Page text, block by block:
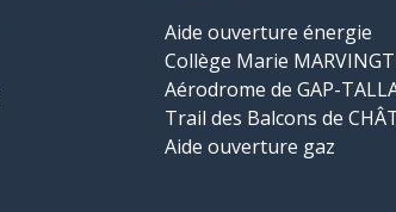
Aide ouverture énergie
Collège Marie
Aérodrome de GAP-
Trail des Balcons de
Aide ouverture gaz